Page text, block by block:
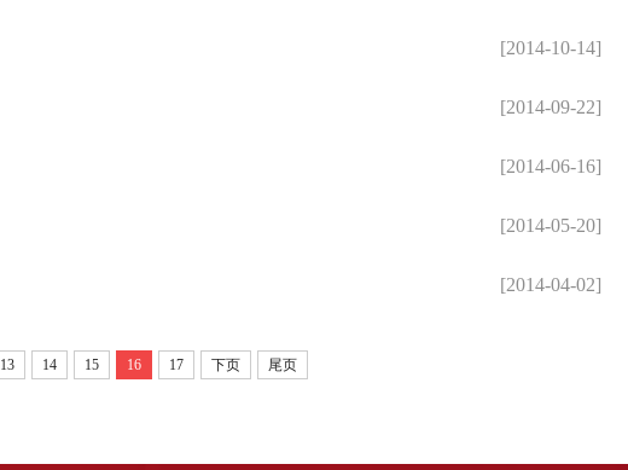
[2014-10-14]
[2014-09-22]
[2014-06-16]
[2014-05-20]
[2014-04-02]
13 14 15 16 17 下页 尾页